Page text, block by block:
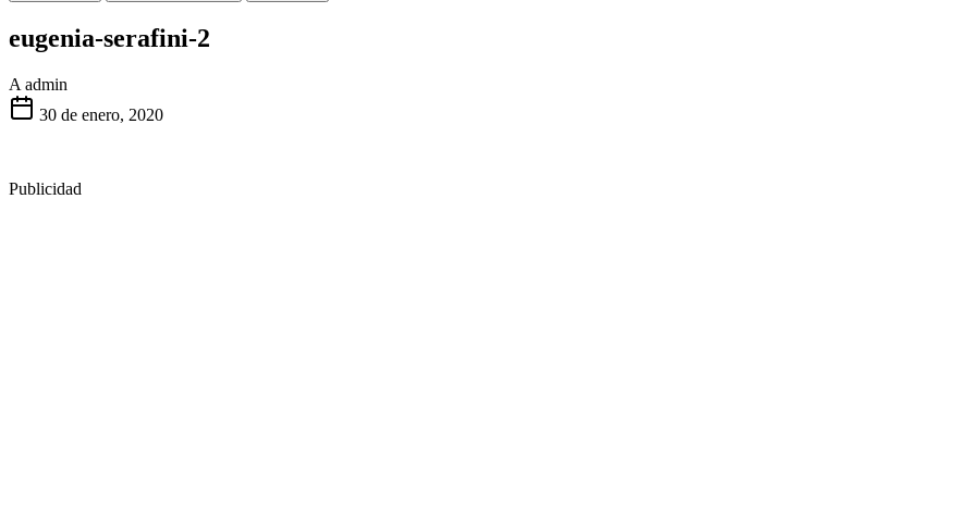
eugenia-serafini-2
A admin
30 de enero, 2020
Publicidad